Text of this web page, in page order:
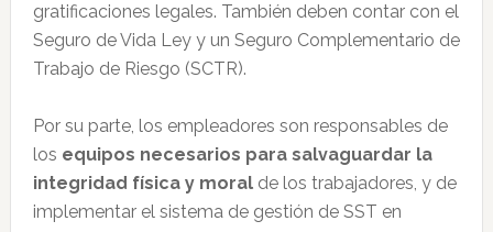
gratificaciones legales. También deben contar con el
Seguro de Vida Ley y un Seguro Complementario de
Trabajo de Riesgo (SCTR).
Por su parte, los empleadores son responsables de
los equipos necesarios para salvaguardar la
integridad física y moralde los trabajadores, y de
implementar el sistema de gestión de SST en